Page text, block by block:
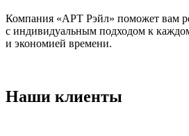
Компания «АРТ Рэйл» поможет вам
с индивидуальным подходом к
и экономией времени.
Наши клиенты